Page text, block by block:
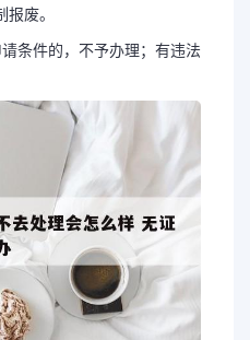
废。
条件的，不予办理；有违法